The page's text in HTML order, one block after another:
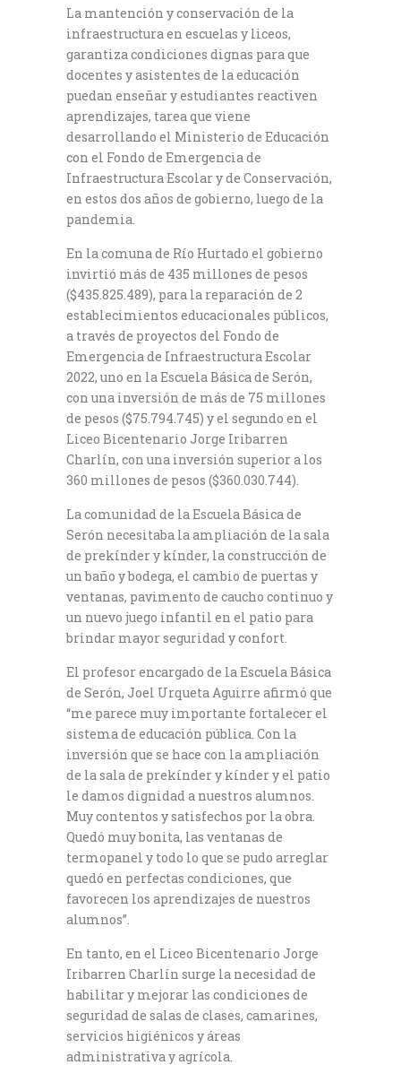
La mantención y conservación de la
infraestructura en escuelas y liceos,
garantiza condiciones dignas para que
docentes y asistentes de la educación
puedan enseñar y estudiantes reactiven
aprendizajes, tarea que viene
desarrollando el Ministerio de Educación
con el Fondo de Emergencia de
Infraestructura Escolar y de Conservación,
en estos dos años de gobierno, luego de la
pandemia.
En la comuna de Río Hurtado el gobierno
invirtió más de 435 millones de pesos
($435.825.489), para la reparación de 2
establecimientos educacionales públicos,
a través de proyectos del Fondo de
Emergencia de Infraestructura Escolar
2022, uno en la Escuela Básica de Serón,
con una inversión de más de 75 millones
de pesos ($75.794.745) y el segundo en el
Liceo Bicentenario Jorge Iribarren
Charlín, con una inversión superior a los
360 millones de pesos ($360.030.744).
La comunidad de la Escuela Básica de
Serón necesitaba la ampliación de la sala
de prekínder y kínder, la construcción de
un baño y bodega, el cambio de puertas y
ventanas, pavimento de caucho continuo y
un nuevo juego infantil en el patio para
brindar mayor seguridad y confort.
El profesor encargado de la Escuela Básica
de Serón, Joel Urqueta Aguirre afirmó que
“me parece muy importante fortalecer el
sistema de educación pública. Con la
inversión que se hace con la ampliación
de la sala de prekínder y kínder y el patio
le damos dignidad a nuestros alumnos.
Muy contentos y satisfechos por la obra.
Quedó muy bonita, las ventanas de
termopanel y todo lo que se pudo arreglar
quedó en perfectas condiciones, que
favorecen los aprendizajes de nuestros
alumnos”.
En tanto, en el Liceo Bicentenario Jorge
Iribarren Charlín surge la necesidad de
habilitar y mejorar las condiciones de
seguridad de salas de clases, camarines,
servicios higiénicos y áreas
administrativa y agrícola.